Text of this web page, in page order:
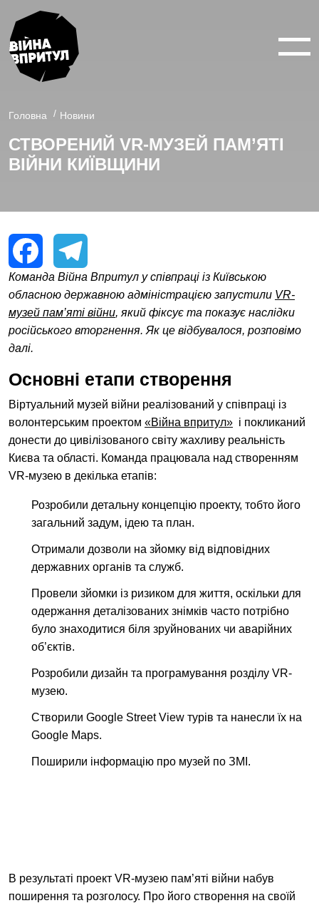
ВІЙНА У 360°
ПРО ПРОЕКТ
КОНТАКТИ
facebookyoutube twitter instagram
UA
Головна Новини
СТВОРЕНИЙ VR-МУЗЕЙ ПАМ’ЯТІ
ВІЙНИ КИЇВЩИНИ
FacebookTelegram
Команда Війна Впритул у співпраці із Київською
обласною державною адміністрацією запустили VR-
музей пам’яті війни, який фіксує та показує наслідки
російського вторгнення. Як це відбувалося, розповімо
далі.
Основні етапи створення
Віртуальний музей війни реалізований у співпраці із
волонтерським проектом «Війна впритул» і покликаний
донести до цивілізованого світу жахливу реальність
Києва та області. Команда працювала над створенням
VR-музею в декілька етапів:
Розробили детальну концепцію проекту, тобто його
загальний задум, ідею та план.
Отримали дозволи на зйомку від відповідних
державних органів та служб.
Провели зйомки із ризиком для життя, оскільки для
одержання деталізованих знімків часто потрібно
було знаходитися біля зруйнованих чи аварійних
об’єктів.
Розробили дизайн та програмування розділу VR-
музею.
Створили Google Street View турів та нанесли їх на
Google Maps.
Поширили інформацію про музей по ЗМІ.
В результаті проект VR-музею пам’яті війни набув
поширення та розголосу. Про його створення на своїй